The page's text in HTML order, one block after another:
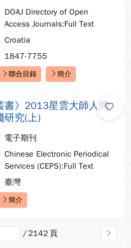
DOAJ Directory of Open
Access Journals:Full Text
Croatia
1847-7755
聯合目錄 簡介
書》2013星雲大師人間
研究(上)
電子期刊
Chinese Electronic Periodical
Services (CEPS):Full Text
臺灣
簡介
/ 2142 頁